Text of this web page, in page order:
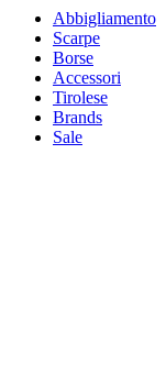
Abbigliamento
Scarpe
Borse
Accessori
Tirolese
Brands
Sale